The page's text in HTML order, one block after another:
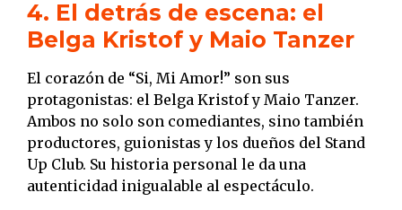
4. El detrás de escena: el
Belga Kristof y Maio Tanzer
El corazón de “Si, Mi Amor!” son sus
protagonistas: el Belga Kristof y Maio Tanzer.
Ambos no solo son comediantes, sino también
productores, guionistas y los dueños del Stand
Up Club. Su historia personal le da una
autenticidad inigualable al espectáculo.